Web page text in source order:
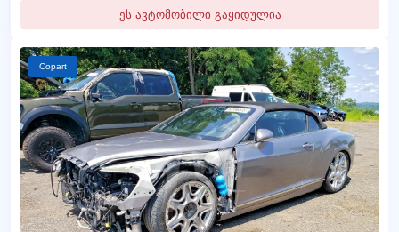
ეს ავტომობილი გაყიდულია
Copart